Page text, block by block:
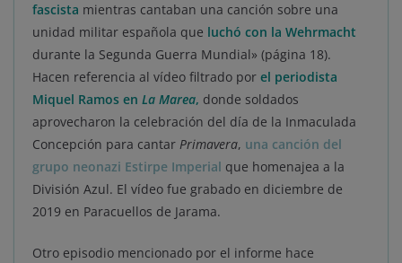
fascista mientras cantaban una canción sobre una
unidad militar española que luchó con la Wehrmacht
durante la Segunda Guerra Mundial» (página 18).
Hacen referencia al vídeo filtrado por el periodista
Miquel Ramos en La Marea, donde soldados
aprovecharon la celebración del día de la Inmaculada
Concepción para cantar Primavera, una canción del
grupo neonazi Estirpe Imperial que homenajea a la
División Azul. El vídeo fue grabado en diciembre de
2019 en Paracuellos de Jarama.
Otro episodio mencionado por el informe hace